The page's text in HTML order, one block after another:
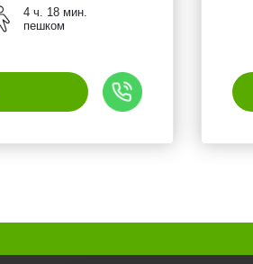
4 ч. 18 мин.
пешком